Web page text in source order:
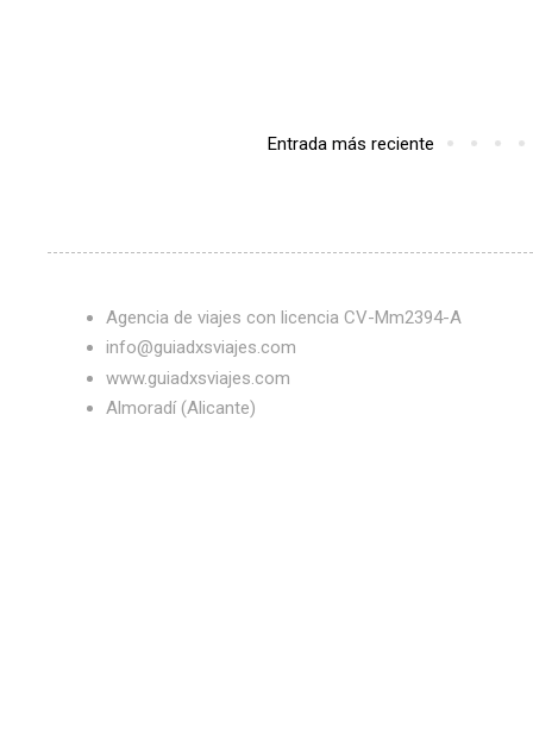
Entrada más reciente
Agencia de viajes con licencia CV-Mm2394-A
info@guiadxsviajes.com
www.guiadxsviajes.com
Almoradí (Alicante)